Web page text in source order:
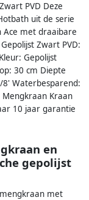
PVD Deze
uit de serie
Ace met draaibare
Zwart PVD:
Gepolijst
30 cm Diepte
8' Waterbesparend:
Mengkraan Kraan
10 jaar garantie
en
gepolijst
met